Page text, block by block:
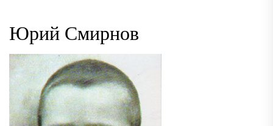
Юрий Смирнов